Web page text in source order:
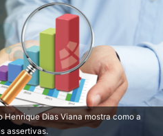
Dias Viana mostra como a
assertivas.